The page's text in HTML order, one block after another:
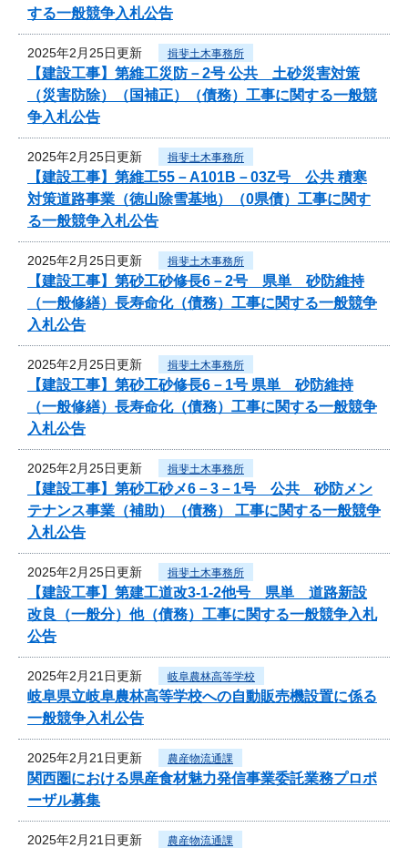
する一般競争入札公告
2025年2月25日更新 揖斐土木事務所
【建設工事】第維工災防－2号 公共 土砂災害対策
（災害防除）（国補正）（債務）工事に関する一般競
争入札公告
2025年2月25日更新 揖斐土木事務所
【建設工事】第維工55－A101B－03Z号 公共 積寒
対策道路事業（徳山除雪基地）（0県債）工事に関す
る一般競争入札公告
2025年2月25日更新 揖斐土木事務所
【建設工事】第砂工砂修長6－2号 県単 砂防維持
（一般修繕）長寿命化（債務）工事に関する一般競争
入札公告
2025年2月25日更新 揖斐土木事務所
【建設工事】第砂工砂修長6－1号 県単 砂防維持
（一般修繕）長寿命化（債務）工事に関する一般競争
入札公告
2025年2月25日更新 揖斐土木事務所
【建設工事】第砂工砂メ6－3－1号 公共 砂防メン
テナンス事業（補助）（債務） 工事に関する一般競争
入札公告
2025年2月25日更新 揖斐土木事務所
【建設工事】第建工道改3-1-2他号 県単 道路新設
改良（一般分）他（債務）工事に関する一般競争入札
公告
2025年2月21日更新 岐阜農林高等学校
岐阜県立岐阜農林高等学校への自動販売機設置に係る
一般競争入札公告
2025年2月21日更新 農産物流通課
関西圏における県産食材魅力発信事業委託業務プロポ
ーザル募集
2025年2月21日更新 農産物流通課